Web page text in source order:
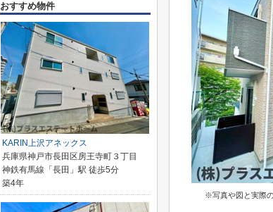
※写真や図と実際
おすすめ物件
KARIN上沢アネックス
兵庫県神戸市長田区房王寺町３丁目
神鉄有馬線「長田」駅 徒歩5分
築4年